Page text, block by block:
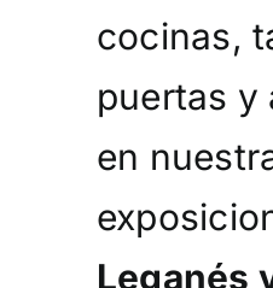
cocinas,
puertas y
en
Leganés